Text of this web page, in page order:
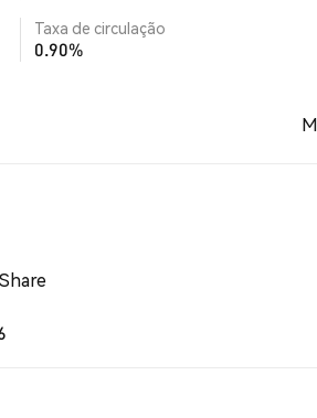
Taxa de circulação
0.90%